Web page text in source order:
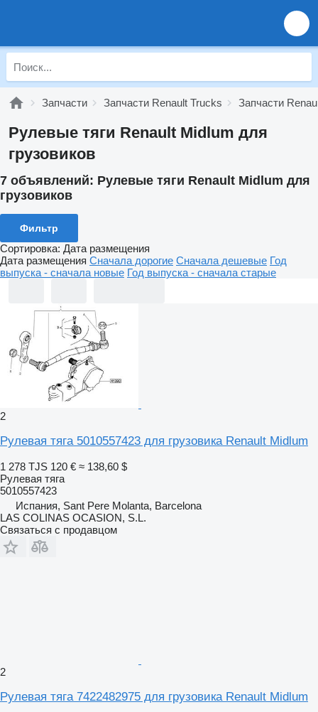
Запчасти Запчасти Renault Trucks Запчасти
Рулевые тяги Renault Midlum для
грузовиков
7 объявлений: Рулевые тяги Renault Midlum для
грузовиков
Фильтр
Сортировка: Дата размещения
Дата размещения Сначала дорогие Сначала дешевые Год
выпуска - сначала новые Год выпуска - сначала старые
2
Рулевая тяга 5010557423 для грузовика Renault Midlum
1 278 TJS 120 € ≈ 138,60 $
Рулевая тяга
5010557423
Испания, Sant Pere Molanta, Barcelona
LAS COLINAS OCASION, S.L.
Связаться с продавцом
2
Рулевая тяга 7422482975 для грузовика Renault Midlum